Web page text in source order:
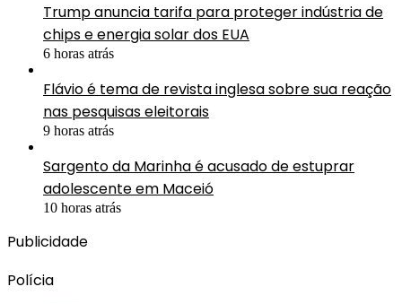
Trump anuncia tarifa para proteger indústria de
chips e energia solar dos EUA
6 horas atrás
Flávio é tema de revista inglesa sobre sua reação
nas pesquisas eleitorais
9 horas atrás
Sargento da Marinha é acusado de estuprar
adolescente em Maceió
10 horas atrás
Publicidade
Polícia